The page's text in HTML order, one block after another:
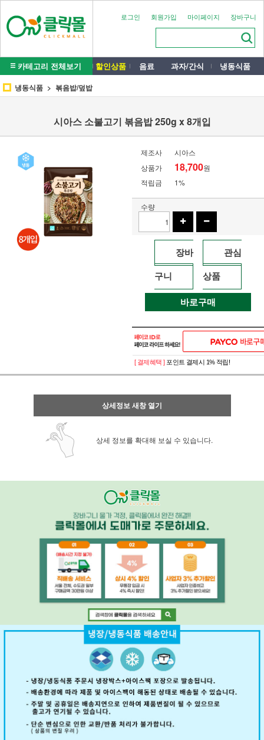
로그인 회원가입 마이페이지 장바구니
카테고리 전체보기 할인상품 음료 과자/간식 냉동식품
냉동식품 볶음밥/덮밥
시아스 소불고기 볶음밥 250g x 8개입
제조사
시아스
상품가
18,700원
적립금
1%
수량
장바
구니
관심
상품
바로구매
페이코 ID로 페
PAYCO 바로구
[ 결제혜택 ] 포인트 결제시 1% 적립!
상세정보 새창 열기
상세 정보를 확대해 보실 수 있습니다.